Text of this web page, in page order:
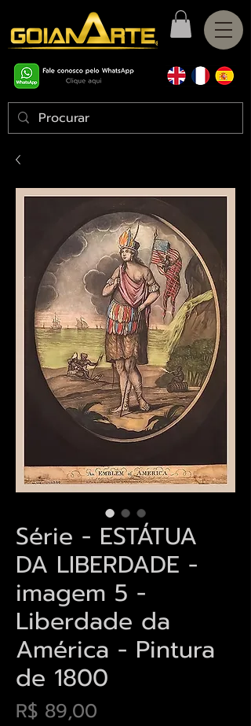
Série - ESTÁTUA
DA LIBERDADE -
imagem 5 -
Liberdade da
América - Pintura
de 1800
R$ 89,00